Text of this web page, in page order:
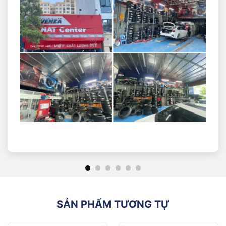
SẢN PHẨM TƯƠNG TỰ